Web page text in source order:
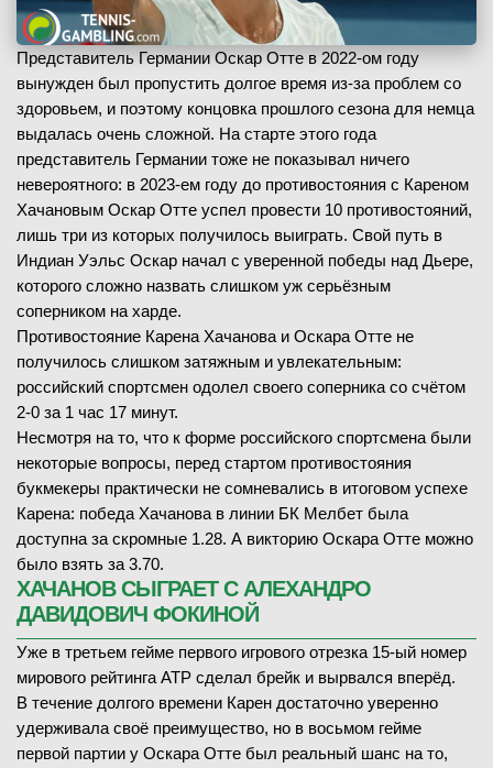
Представитель Германии Оскар Отте в 2022-ом году
вынужден был пропустить долгое время из-за проблем со
здоровьем, и поэтому концовка прошлого сезона для немца
выдалась очень сложной. На старте этого года
представитель Германии тоже не показывал ничего
невероятного: в 2023-ем году до противостояния с Кареном
Хачановым Оскар Отте успел провести 10 противостояний,
лишь три из которых получилось выиграть. Свой путь в
Индиан Уэльс Оскар начал с уверенной победы над Дьере,
которого сложно назвать слишком уж серьёзным
соперником на харде.
Противостояние Карена Хачанова и Оскара Отте не
получилось слишком затяжным и увлекательным:
российский спортсмен одолел своего соперника со счётом
2-0 за 1 час 17 минут.
Несмотря на то, что к форме российского спортсмена были
некоторые вопросы, перед стартом противостояния
букмекеры практически не сомневались в итоговом успехе
Карена: победа Хачанова в линии БК Мелбет была
доступна за скромные 1.28. А викторию Оскара Отте можно
было взять за 3.70.
ХАЧАНОВ СЫГРАЕТ С АЛЕХАНДРО
ДАВИДОВИЧ ФОКИНОЙ
Уже в третьем гейме первого игрового отрезка 15-ый номер
мирового рейтинга ATP сделал брейк и вырвался вперёд.
В течение долгого времени Карен достаточно уверенно
удерживала своё преимущество, но в восьмом гейме
первой партии у Оскара Отте был реальный шанс на то,